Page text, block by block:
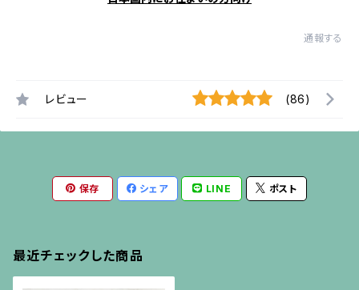
通報する
レビュー (86)
保存 シェア LINE ポスト
最近チェックした商品